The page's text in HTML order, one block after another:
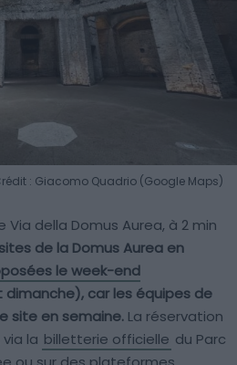
: Giacomo Quadrio (Google Maps)
della Domus Aurea, à 2 min
de la Domus Aurea en
le week-end
dimanche), car les équipes de
site en semaine. La réservation
la billetterie officielle du Parc